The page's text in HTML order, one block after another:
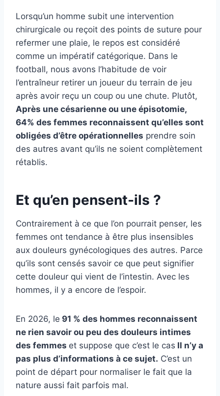
Lorsqu’un homme subit une intervention
chirurgicale ou reçoit des points de suture pour
refermer une plaie, le repos est considéré
comme un impératif catégorique. Dans le
football, nous avons l’habitude de voir
l’entraîneur retirer un joueur du terrain de jeu
après avoir reçu un coup ou une chute. Plutôt,
Après une césarienne ou une épisotomie,
64% des femmes reconnaissent qu’elles sont
obligées d’être opérationnelles prendre soin
des autres avant qu’ils ne soient complètement
rétablis.
Et qu’en pensent-ils ?
Contrairement à ce que l’on pourrait penser, les
femmes ont tendance à être plus insensibles
aux douleurs gynécologiques des autres. Parce
qu’ils sont censés savoir ce que peut signifier
cette douleur qui vient de l’intestin. Avec les
hommes, il y a encore de l’espoir.
En 2026, le 91 % des hommes reconnaissent
ne rien savoir ou peu des douleurs intimes
des femmes et suppose que c’est le cas Il n’y a
pas plus d’informations à ce sujet. C’est un
point de départ pour normaliser le fait que la
nature aussi fait parfois mal.